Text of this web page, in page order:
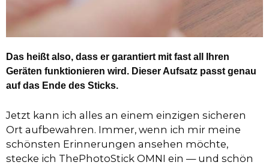
Das heißt also, dass er garantiert mit fast all Ihren
Geräten funktionieren wird. Dieser Aufsatz passt genau
auf das Ende des Sticks.
Jetzt kann ich alles an einem einzigen sicheren
Ort aufbewahren. Immer, wenn ich mir meine
schönsten Erinnerungen ansehen möchte,
stecke ich ThePhotoStick OMNI ein — und schön